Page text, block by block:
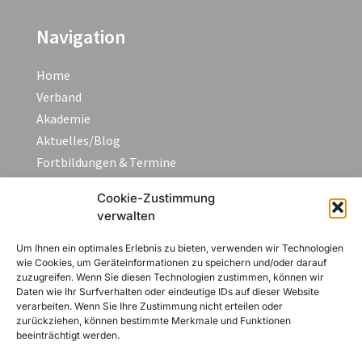
Cookie-Zustimmung
verwalten
Um Ihnen ein optimales Erlebnis zu bieten, verwenden wir Technologien
wie Cookies, um Geräteinformationen zu speichern und/oder darauf
zuzugreifen. Wenn Sie diesen Technologien zustimmen, können wir
Daten wie Ihr Surfverhalten oder eindeutige IDs auf dieser Website
verarbeiten. Wenn Sie Ihre Zustimmung nicht erteilen oder
zurückziehen, können bestimmte Merkmale und Funktionen
beeinträchtigt werden.
Navigation
Home
Verband
Akademie
Aktuelles/Blog
Fortbildungen & Termine
Rechtliches
Impressum
Datenschutzerklärung
AGB